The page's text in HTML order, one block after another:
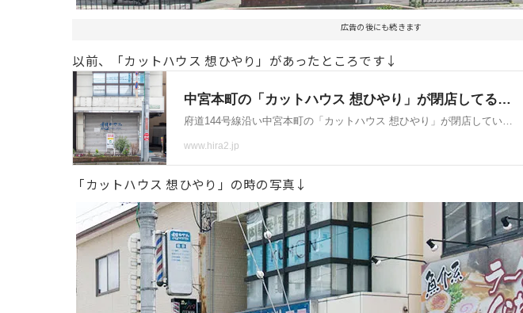
広告の後にも続きます
以前、「カットハウス 想ひやり」があったところです↓
「カットハウス 想ひやり」の時の写真↓